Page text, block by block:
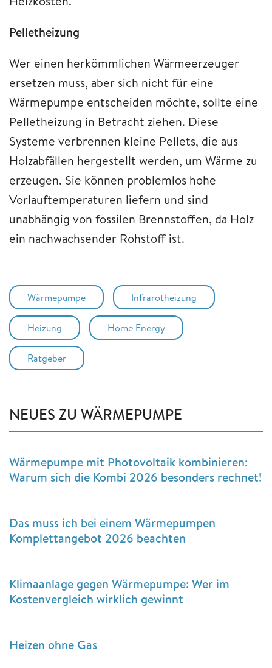
Pelletheizung
Wer einen herkömmlichen Wärmeerzeuger
ersetzen muss, aber sich nicht für eine
Wärmepumpe entscheiden möchte, sollte eine
Pelletheizung in Betracht ziehen. Diese
Systeme verbrennen kleine Pellets, die aus
Holzabfällen hergestellt werden, um Wärme zu
erzeugen. Sie können problemlos hohe
Vorlauftemperaturen liefern und sind
unabhängig von fossilen Brennstoffen, da Holz
ein nachwachsender Rohstoff ist.
Wärmepumpe Infrarotheizung
Heizung Home Energy
Ratgeber
NEUES ZU WÄRMEPUMPE
Wärmepumpe mit Photovoltaik kombinieren:
Warum sich die Kombi 2026 besonders rechnet!
Das muss ich bei einem Wärmepumpen
Komplettangebot 2026 beachten
Klimaanlage gegen Wärmepumpe: Wer im
Kostenvergleich wirklich gewinnt
Heizen ohne Gas